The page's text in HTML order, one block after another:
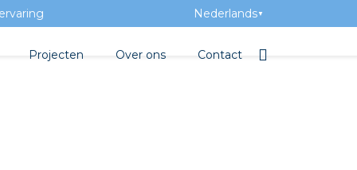
Nederlands ▼
Projecten Over ons Contact